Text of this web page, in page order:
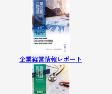
企業経営情報レポート